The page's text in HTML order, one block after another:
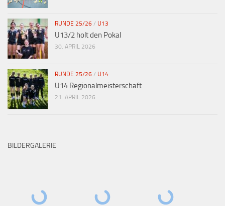
RUNDE 25/26 / U13
U13/2 holt den Pokal
30. APRIL 2026
RUNDE 25/26 / U14
U14 Regionalmeisterschaft
21. APRIL 2026
BILDERGALERIE